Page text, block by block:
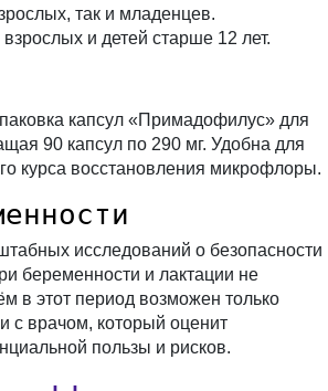
так и младенцев.
и детей старше 12 лет.
капсул «Примадофилус» для
90 капсул по 290 мг. Удобна для
курса восстановления микрофлоры.
исследований о безопасности
беременности и лактации не
в этот период возможен только
с врачом, который оценит
пользы и рисков.